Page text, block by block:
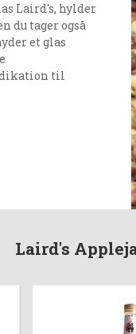
Laird's, hylder
du tager også
et glas
til
Laird's